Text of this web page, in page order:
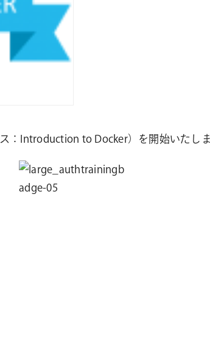
：Introduction to Docker）を開始いたし